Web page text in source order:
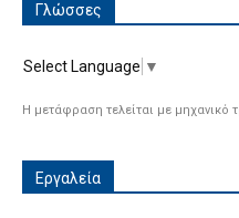
Γλώσσες
Select Language ▼
Η μετάφραση τελείται με μηχανικό
Εργαλεία